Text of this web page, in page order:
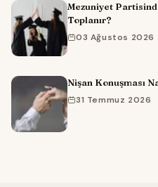
Mezuniyet
Toplanır?
03 Ağustos 2026
Nişan Konuşması
31 Temmuz 2026